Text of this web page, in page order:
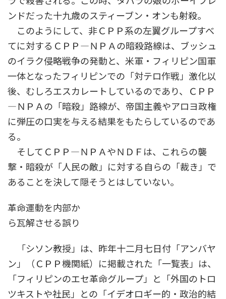
ンドだった十九歳のスティーブン・オンも射殺。
このようにして、非ＣＰＰ系の左翼グループすべ
てに対するＣＰＰ―ＮＰＡの暗殺路線は、ブッシュ
のイラク侵略戦争の発動と、米軍・フィリピン国軍
一体となったフィリピンでの「対テロ作戦」激化以
後、むしろエスカレートしているのであり、ＣＰＰ
―ＮＰＡの「暗殺」路線が、帝国主義やアロヨ政権
に弾圧の口実を与える結果をもたらしているのであ
る。
そしてＣＰＰ―ＮＰＡやＮＤＦは、これらの襲
撃・暗殺が「人民の敵」に対する自らの「裁き」で
あることを決して隠そうとはしていない。
革命運動を内部か
ら瓦解させる誤り
「シソン教授」は、昨年十二月七日付「アンバヤ
ン」（ＣＰＰ機関紙）に掲載された「一覧表」は、
「フィリピンのエセ革命グループ」と「外国のトロ
ツキストや社民」との「イデオロギー的・政治的結